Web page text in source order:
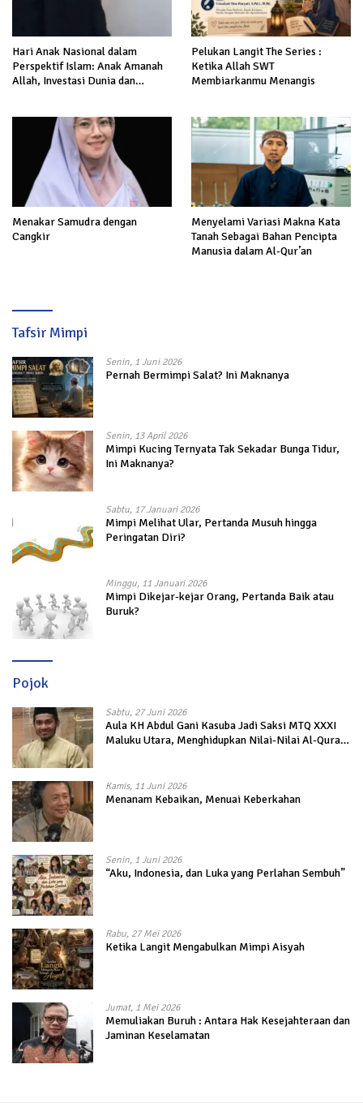
Hari Anak Nasional dalam
Perspektif Islam: Anak Amanah
Allah, Investasi Dunia dan
Pelukan Langit The Series :
Ketika Allah SWT
Membiarkanmu Menangis
Menakar Samudra dengan
Cangkir
Menyelami Variasi Makna Kata
Tanah Sebagai Bahan Pencipta
Manusia dalam Al-Qur’an
Tafsir Mimpi
Senin, 1 Juni 2026
Pernah Bermimpi Salat? Ini Maknanya
Senin, 13 April 2026
Mimpi Kucing Ternyata Tak Sekadar Bunga Tidur,
Ini Maknanya?
Sabtu, 17 Januari 2026
Mimpi Melihat Ular, Pertanda Musuh hingga
Peringatan Diri?
Minggu, 11 Januari 2026
Mimpi Dikejar-kejar Orang, Pertanda Baik atau
Buruk?
Pojok
Sabtu, 27 Juni 2026
Aula KH Abdul Gani Kasuba Jadi Saksi MTQ XXXI
Maluku Utara, Menghidupkan Nilai-Nilai Al-Quran
Kamis, 11 Juni 2026
Menanam Kebaikan, Menuai Keberkahan
Senin, 1 Juni 2026
“Aku, Indonesia, dan Luka yang Perlahan Sembuh”
Rabu, 27 Mei 2026
Ketika Langit Mengabulkan Mimpi Aisyah
Jumat, 1 Mei 2026
Memuliakan Buruh : Antara Hak Kesejahteraan dan
Jaminan Keselamatan